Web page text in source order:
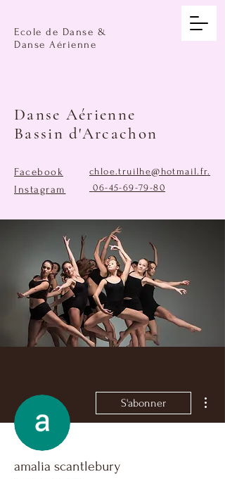
Ecole de Danse &
Danse Aérienne
Danse Aérienne
Bassin d'Arcachon
Facebook
Instagram
chloe.truilhe@hotmail.fr.
06-45-69-79-80
S'abonner
amalia scantlebury